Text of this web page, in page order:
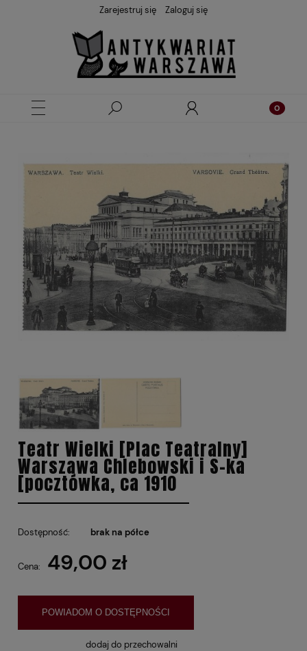
Zarejestruj się Zaloguj się
Teatr Wielki [Plac Teatralny]
Warszawa Chlebowski i S-ka
[pocztówka, ca 1910
Dostępność: brak na półce
Cena: 49,00 zł
POWIADOM O DOSTĘPNOŚCI
dodaj do przechowalni